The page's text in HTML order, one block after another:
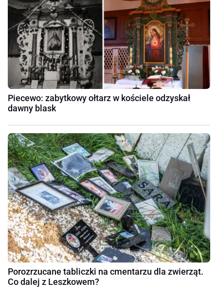
Piecewo: zabytkowy ołtarz w kościele odzyskał
dawny blask
Porozrzucane tabliczki na cmentarzu dla zwierząt.
Co dalej z Leszkowem?